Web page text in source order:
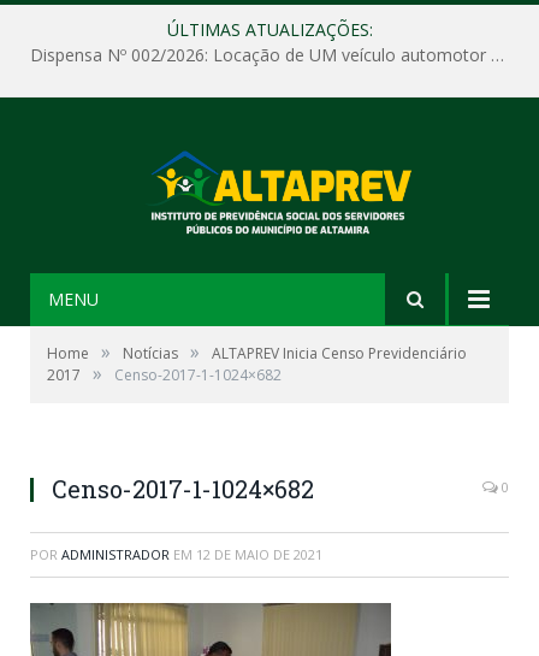
ÚLTIMAS ATUALIZAÇÕES:
Dispensa Nº 002/2026: Locação de UM veículo automotor sem motorista, tipo passeio, com seguro total e quilometragem livre, para atender as demandas operacionais e administrativas do Instituto de Previdência Social dos Servidores Públicos do Município de Altamira – PA – ALTAPREV.
MENU
Home » Notícias »
ALTAPREV Inicia Censo Previdenciário
2017
» Censo-2017-1-1024×682
Censo-2017-1-1024×682 0
POR ADMINISTRADOR EM 12 DE MAIO DE 2021